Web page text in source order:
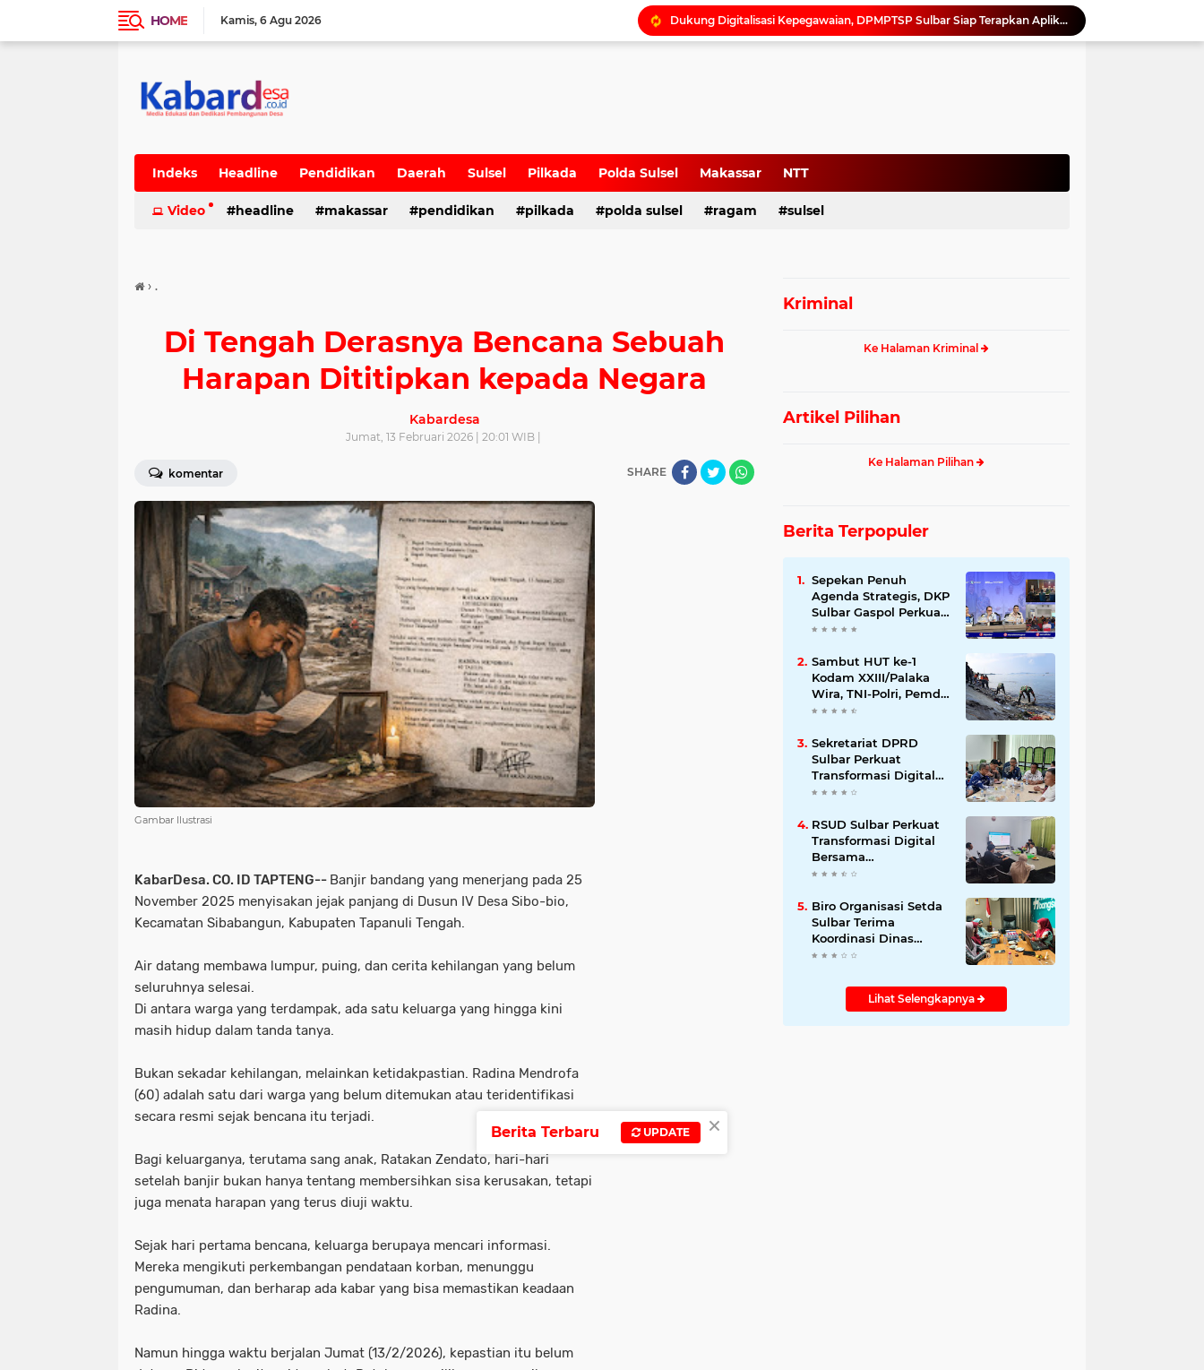
HOME Kamis 6 Agu 2026
Dukung Digitalisasi Kepegawaian, DPMPTSP Sulbar Siap Terapkan Aplikasi FLEKSI ASN
Saat Asmara Jadi Senjata: Sulbar Perkuat Literasi Digital Cegah Kejahatan Love Scamming
Dinas ESDM Sulbar Terima Koordinasi PT. Kulaka Jaya Perkasa, Bahas Kelanjutan Pengelolaan IUP
Indeks Headline Pendidikan Daerah Sulsel Pilkada Polda Sulsel Makassar NTT
Video headline makassar pendidikan pilkada polda sulsel ragam sulsel
› .
Di Tengah Derasnya Bencana Sebuah
Harapan Dititipkan kepada Negara
Kabardesa
Jumat, 13 Februari 2026 | 20:01 WIB |
komentar SHARE
Gambar Ilustrasi
KabarDesa. CO. ID TAPTENG-- Banjir bandang yang menerjang pada 25
November 2025 menyisakan jejak panjang di Dusun IV Desa Sibo-bio,
Kecamatan Sibabangun, Kabupaten Tapanuli Tengah.
Air datang membawa lumpur, puing, dan cerita kehilangan yang belum
seluruhnya selesai.
Di antara warga yang terdampak, ada satu keluarga yang hingga kini
masih hidup dalam tanda tanya.
Bukan sekadar kehilangan, melainkan ketidakpastian. Radina Mendrofa
(60) adalah satu dari warga yang belum ditemukan atau teridentifikasi
secara resmi sejak bencana itu terjadi.
Bagi keluarganya, terutama sang anak, Ratakan Zendato, hari-hari
setelah banjir bukan hanya tentang membersihkan sisa kerusakan, tetapi
juga menata harapan yang terus diuji waktu.
Sejak hari pertama bencana, keluarga berupaya mencari informasi.
Mereka mengikuti perkembangan pendataan korban, menunggu
pengumuman, dan berharap ada kabar yang bisa memastikan keadaan
Radina.
Namun hingga waktu berjalan Jumat (13/2/2026), kepastian itu belum
Kriminal
Ke Halaman Kriminal
Artikel Pilihan
Ke Halaman Pilihan
Berita Terpopuler
Sepekan Penuh
Agenda Strategis, DKP
Sulbar Gaspol Perkuat
Pembangunan Sektor
Perikanan
Sambut HUT ke-1
Kodam XXIII/Palaka
Wira, TNI-Polri, Pemda
dan Warga Gempur
Bahari
Sekretariat DPRD
Sulbar Perkuat
Transformasi Digital
melalui PKS
Kependudukan
RSUD Sulbar Perkuat
Transformasi Digital
Bersama
DiskominfoSS
Biro Organisasi Setda
Sulbar Terima
Koordinasi Dinas
Perpusip Bahas
Lihat Selengkapnya
×
Berita Terbaru UPDATE